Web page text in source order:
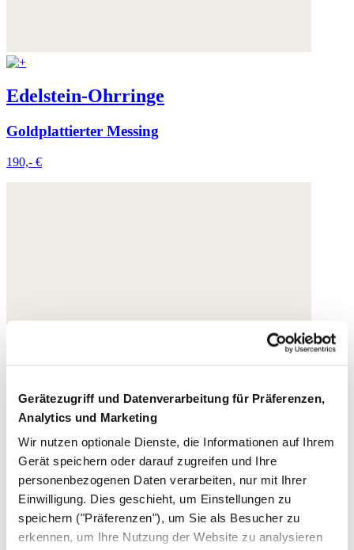
Gerätezugriff und Datenverarbeitung für Präferenzen,
Analytics und Marketing
Wir nutzen optionale Dienste, die Informationen auf Ihrem
Gerät speichern oder darauf zugreifen und Ihre
personenbezogenen Daten verarbeiten, nur mit Ihrer
Einwilligung. Dies geschieht, um Einstellungen zu
speichern ("Präferenzen"), um Sie als Besucher zu
erkennen, um Ihre Nutzung der Website zu analysieren
Edelstein-Ohrringe
Goldplattierter Messing
190,- €